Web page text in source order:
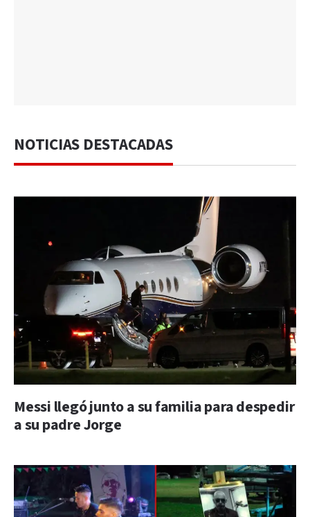
NOTICIAS DESTACADAS
Messi llegó junto a su familia para despedir
a su padre Jorge